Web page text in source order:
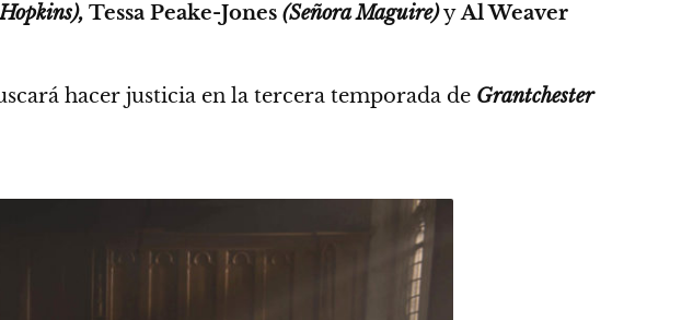
Tessa Peake-Jones (Señora Maguire)yAl Weaver
hacer justicia en la tercera temporada de Grantchester